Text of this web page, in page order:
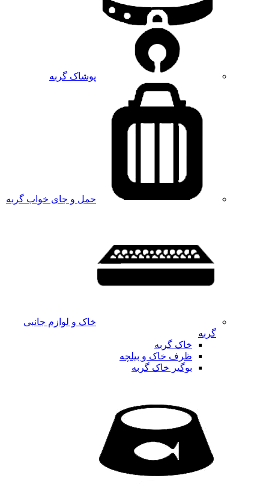
پوشاک گربه
حمل و جای خواب گربه
خاک و لوازم جانبی
گربه
خاک گربه
ظرف خاک و بیلچه
بوگیر خاک گربه